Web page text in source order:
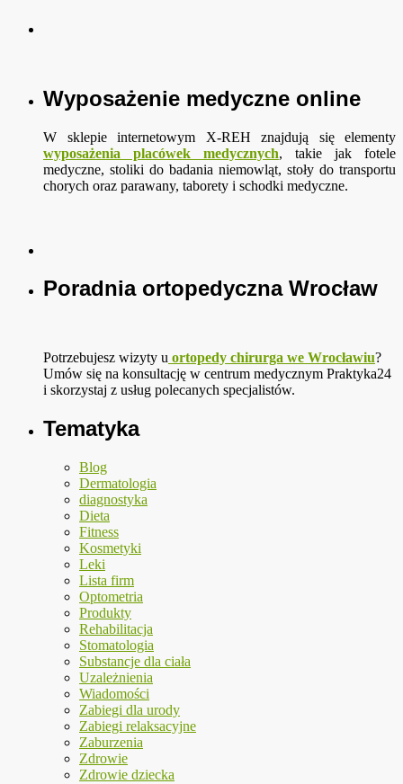
Wyposażenie medyczne online
W sklepie internetowym X-REH znajdują się elementy
wyposażenia placówek medycznych, takie jak fotele
medyczne, stoliki do badania niemowląt, stoły do transportu
chorych oraz parawany, taborety i schodki medyczne.
Poradnia ortopedyczna Wrocław
Potrzebujesz wizyty u ortopedy chirurga we Wrocławiu?
Umów się na konsultację w centrum medycznym Praktyka24
i skorzystaj z usług polecanych specjalistów.
Tematyka
Blog
Dermatologia
diagnostyka
Dieta
Fitness
Kosmetyki
Leki
Lista firm
Optometria
Produkty
Rehabilitacja
Stomatologia
Substancje dla ciała
Uzależnienia
Wiadomości
Zabiegi dla urody
Zabiegi relaksacyjne
Zaburzenia
Zdrowie
Zdrowie dziecka